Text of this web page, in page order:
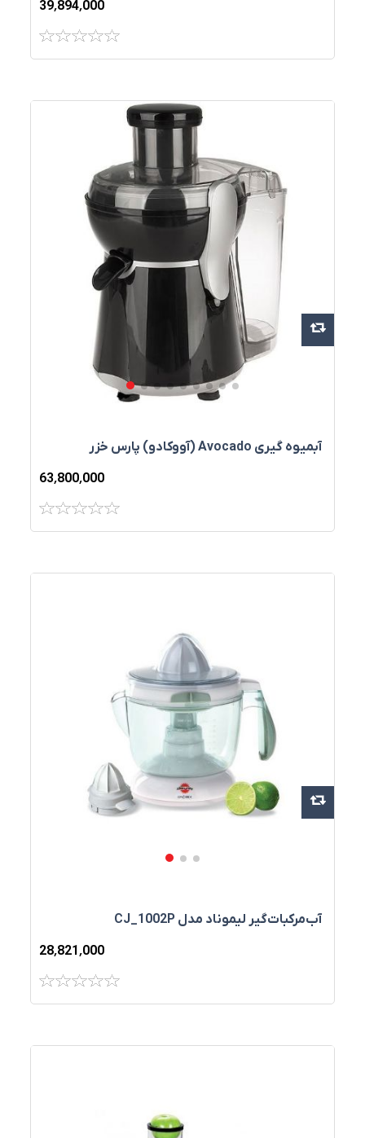
39٬894٬000
آبميوه‌ گيری Avocado (آووکادو) پارس خزر
63٬800٬000
آب‌مرکبات‌گير ليموناد مدل CJ_1002P
28٬821٬000